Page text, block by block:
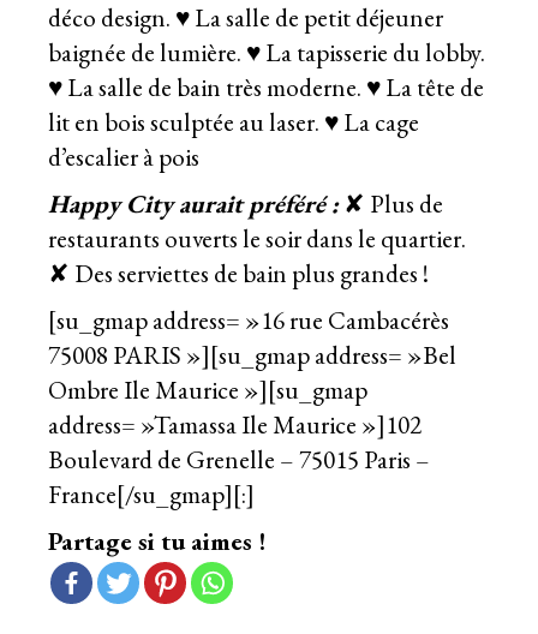
déco design. ♥ La salle de petit déjeuner
baignée de lumière. ♥ La tapisserie du lobby.
♥ La salle de bain très moderne. ♥ La tête de
lit en bois sculptée au laser. ♥ La cage
d’escalier à pois
Happy City aurait préféré :✘ Plus de
restaurants ouverts le soir dans le quartier.
✘ Des serviettes de bain plus grandes !
[su_gmap address= »16 rue Cambacérès
75008 PARIS »][su_gmap address= »Bel
Ombre Ile Maurice »][su_gmap
address= »Tamassa Ile Maurice »]102
Boulevard de Grenelle – 75015 Paris –
France[/su_gmap][:]
Partage si tu aimes !